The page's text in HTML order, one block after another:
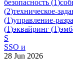
безопасность (1)
(2)техническое-
(1)управление-
(1)эквайринг (1)
S
SSO и
28 Jun 2026